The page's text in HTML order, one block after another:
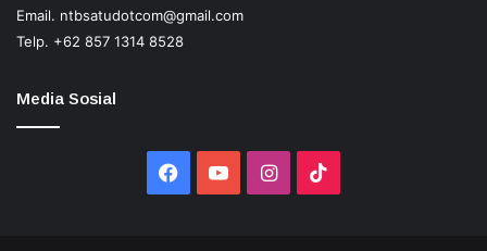
Email. ntbsatudotcom@gmail.com
Telp. +62 857 1314 8528
Media Sosial
Facebook
YouTubeInstagram